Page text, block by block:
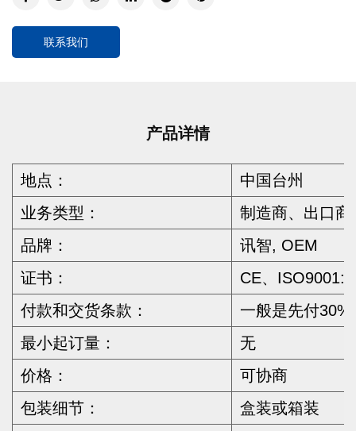
联系我们
产品详情
地点：
中国台州
业务类型：
制造商、出口商
品牌：
讯智, OEM
证书：
CE、
付款和交货条款：
一般是先付
最小起订量：
无
价格：
可协商
包装细节：
盒装或箱装